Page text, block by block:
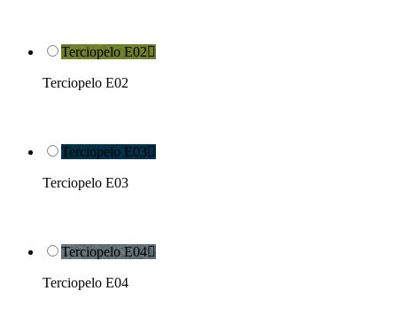
Terciopelo E02
Terciopelo E02
Terciopelo E03
Terciopelo E03
Terciopelo E04
Terciopelo E04